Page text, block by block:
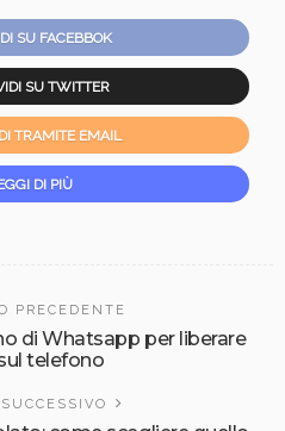
SU FACEBBOK
SU TWITTER
TRAMITE EMAIL
DI PIÙ
PRECEDENTE
di Whatsapp per liberare
telefono